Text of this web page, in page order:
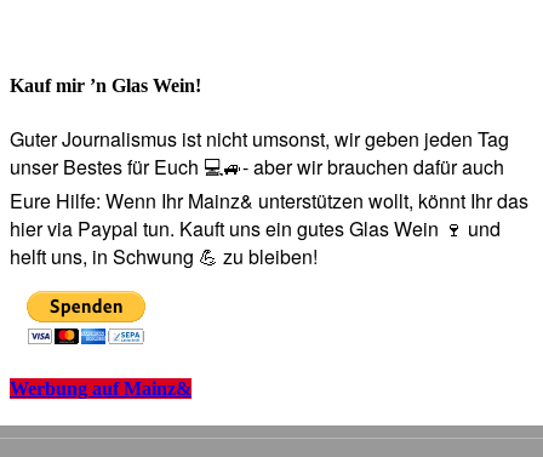
Kauf mir ’n Glas Wein!
Guter Journalismus ist nicht umsonst, wir geben jeden Tag
unser Bestes für Euch 💻🚙- aber wir brauchen dafür auch
Eure Hilfe: Wenn Ihr Mainz& unterstützen wollt, könnt Ihr das
hier via Paypal tun. Kauft uns ein gutes Glas Wein 🍷 und
helft uns, in Schwung 💪 zu bleiben!
Werbung auf Mainz&